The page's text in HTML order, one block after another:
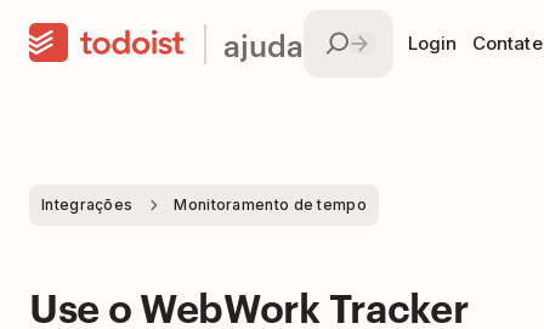
ajuda Login
Integrações Monitoramento de tempo
Use o WebWork Tracker